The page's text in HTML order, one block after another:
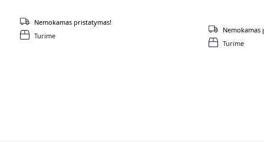
Turime
Nemokamas pristatymas!
Turime
Nemokamas